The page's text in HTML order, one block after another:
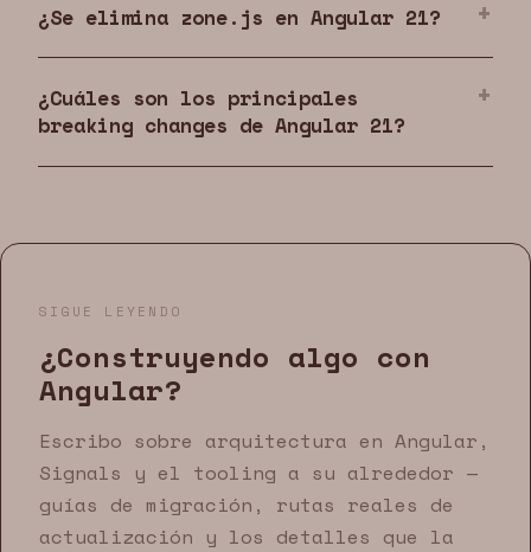
¿Se elimina zone.js en Angular 21?
¿Cuáles son los principales
breaking changes de Angular 21?
SIGUE LEYENDO
¿Construyendo algo con
Angular?
Escribo sobre arquitectura en Angular,
Signals y el tooling a su alrededor —
guías de migración, rutas reales de
actualización y los detalles que la